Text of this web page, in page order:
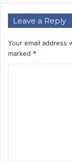
Leave a Reply
Your email address
marked *